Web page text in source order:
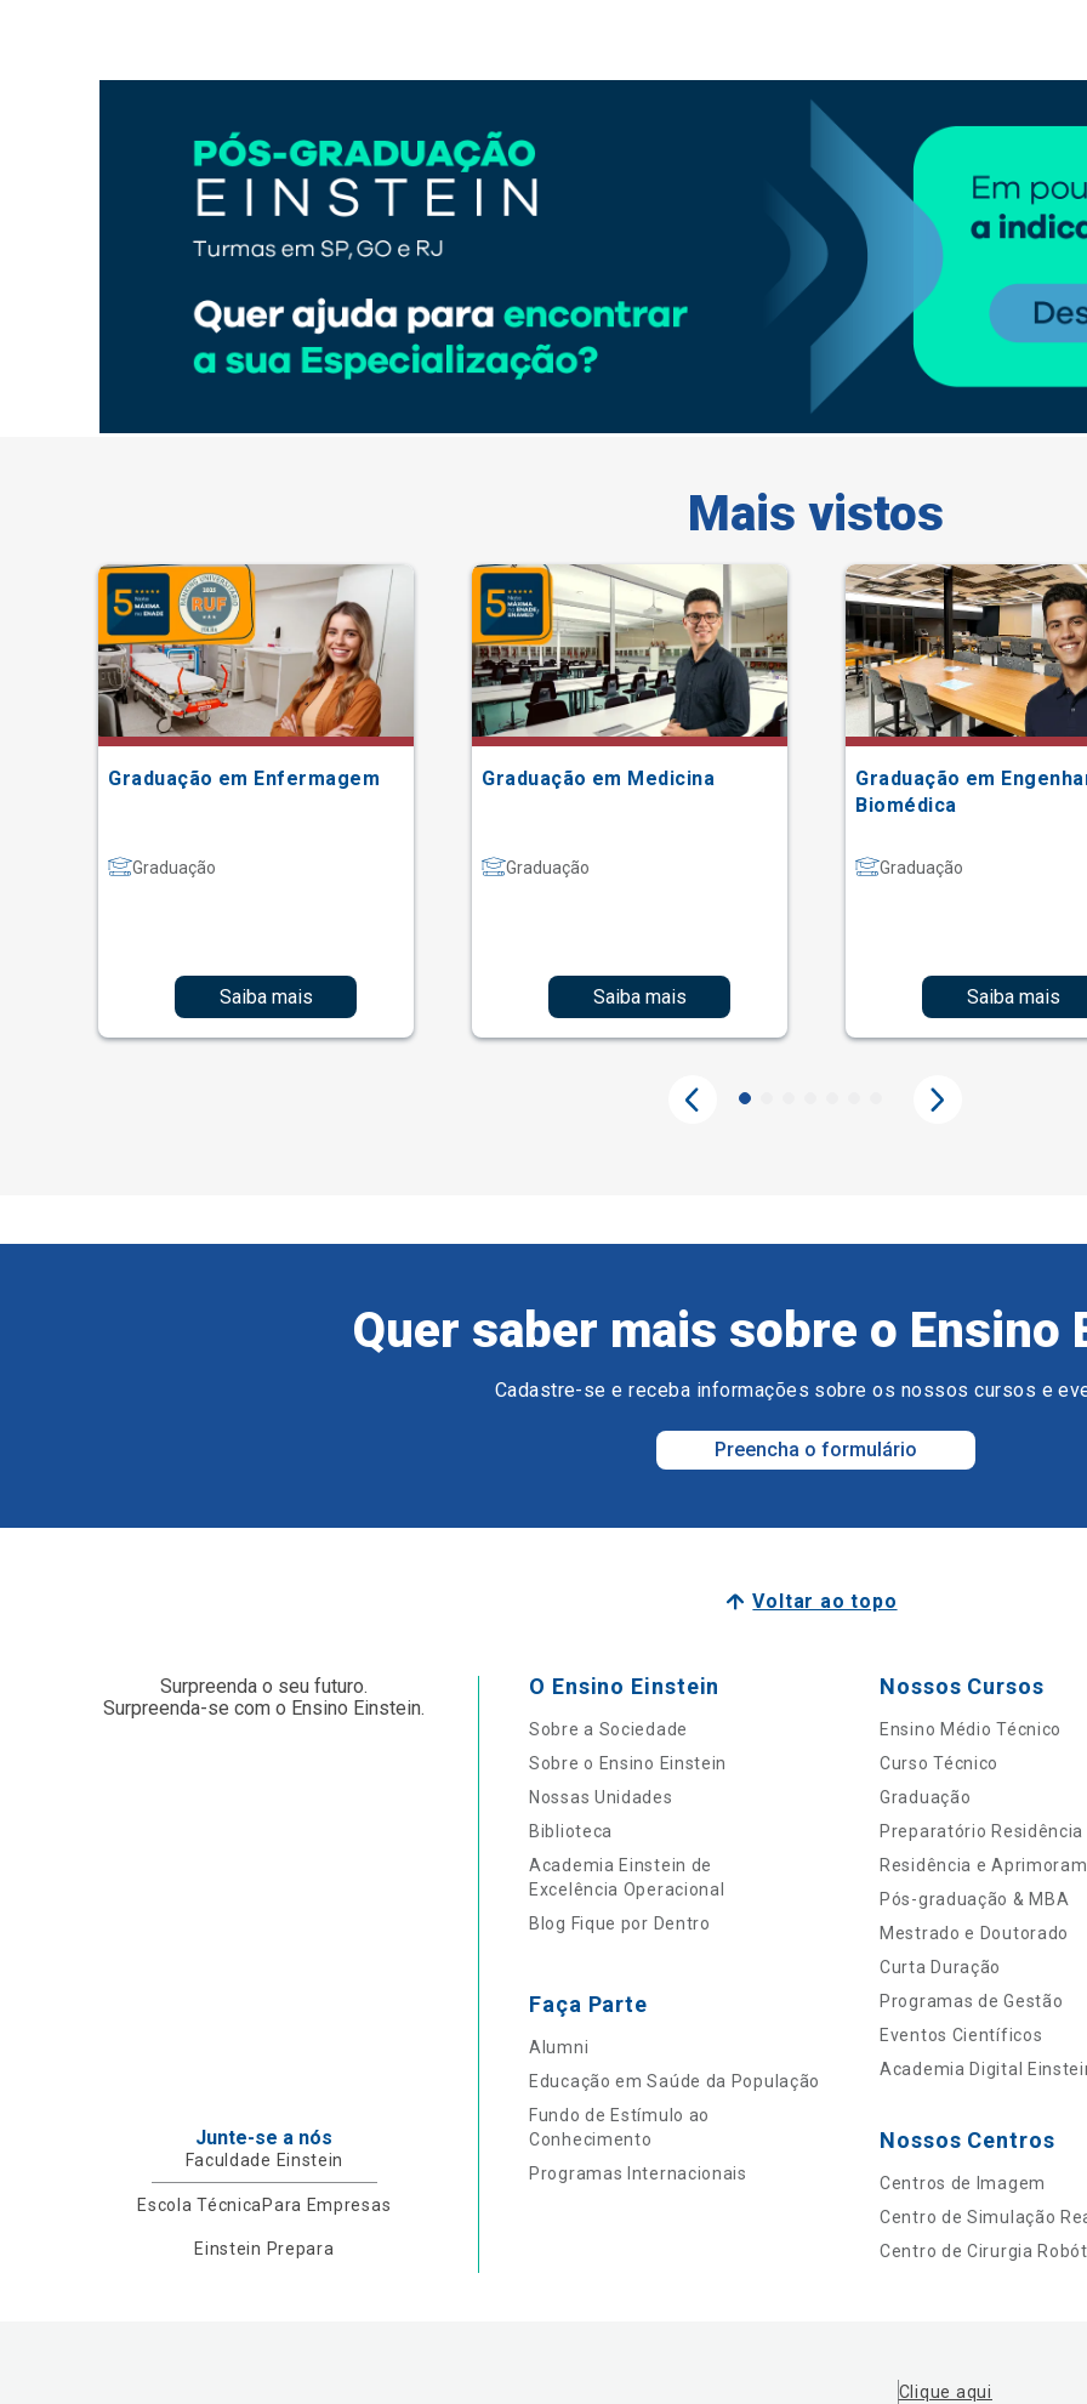
Mais vistos
Graduação em Enfermagem
Graduação
Saiba mais
Graduação em Medicina
Graduação
Saiba mais
Graduação em
Biomédica
Graduação
Saiba mais
Quer saber mais sobre o Ensino
Cadastre-se e receba informações sobre os nossos cursos e
Preencha o formulário
Voltar ao topo
Surpreenda o seu futuro.
Surpreenda-se com o Ensino Einstein.
Junte-se a nós
Faculdade Einstein
Escola TécnicaPara Empresas
Einstein Prepara
O Ensino Einstein
Sobre a Sociedade
Sobre o Ensino Einstein
Nossas Unidades
Biblioteca
Academia Einstein de
Excelência Operacional
Blog Fique por Dentro
Faça Parte
Alumni
Educação em Saúde da População
Fundo de Estímulo ao
Conhecimento
Programas Internacionais
Nossos Cursos
Ensino Médio Técnico
Curso Técnico
Graduação
Preparatório Residência
Residência e
Pós-graduação & MBA
Mestrado e Doutorado
Curta Duração
Programas de Gestão
Eventos Científicos
Academia Digital
Nossos Centros
Centros de Imagem
Centro de Simulação
Centro de Cirurgia
Clique aqui